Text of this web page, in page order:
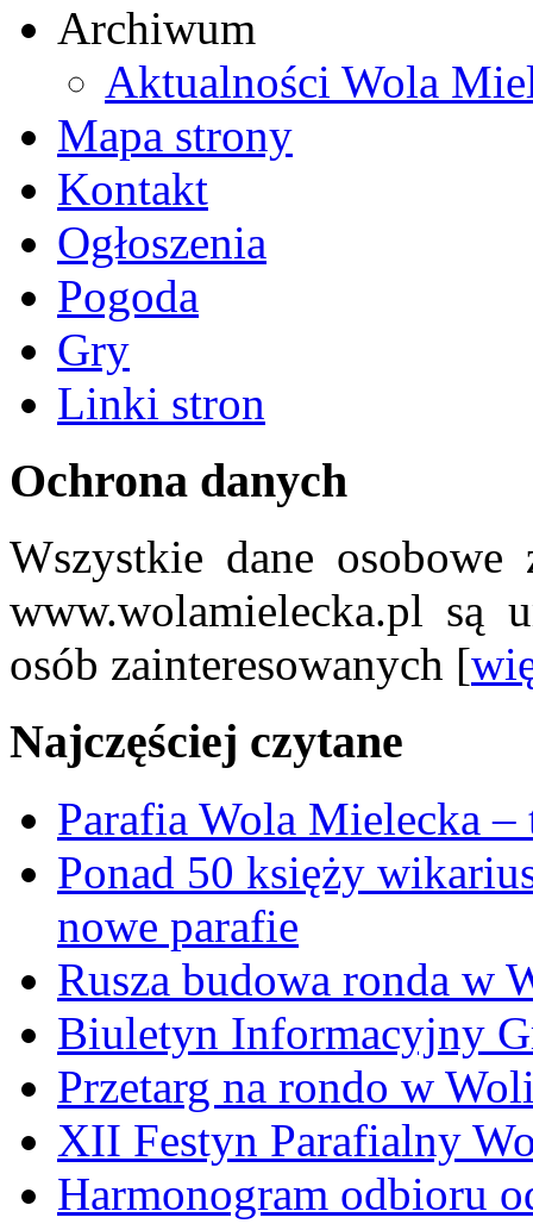
Archiwum
Aktualności Wola
Mapa strony
Kontakt
Ogłoszenia
Pogoda
Gry
Linki stron
Ochrona danych
Wszystkie dane osobowe
www.wolamielecka.pl są
osób zainteresowanych [
Najczęściej czytane
Parafia Wola Mielecka
Ponad 50 księży
nowe parafie
Rusza budowa ronda w
Biuletyn Informacyjny
Przetarg na rondo w
XII Festyn Parafialny
Harmonogram odbioru